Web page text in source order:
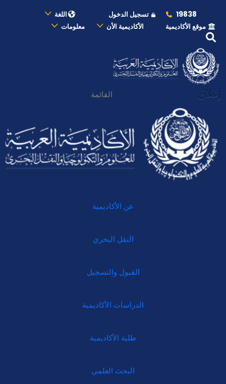
19838 تسجيل الدخول
اللغة
موقع الأكاديمية
الأكاديمية الأن معلومات
إغلاق القائمة
عن الأكاديمية
النقل البحري
القبول والتسجيل
الدراسات الأكاديمية
طلبة الأكاديمية
البحث العلمي